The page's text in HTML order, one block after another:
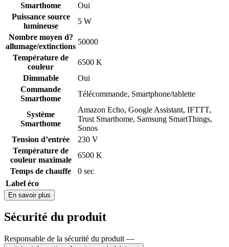
Smarthome
Oui
Puissance source
lumineuse
5 W
Nombre moyen d?
allumage/extinctions
50000
Température de
couleur
6500 K
Dimmable
Oui
Commande
Smarthome
Télécommande, Smartphone/tablette
Système
Smarthome
Amazon Echo, Google Assistant, IFTTT,
Trust Smarthome, Samsung SmartThings,
Sonos
Tension d’entrée
230 V
Température de
couleur maximale
6500 K
Temps de chauffe
0 sec
Label éco
En savoir plus
Sécurité du produit
Responsable de la sécurité du produit —